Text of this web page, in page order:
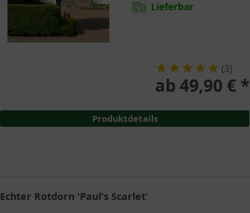
Weide - Salix(1)
Wein - Vitis(1)
(4)
Lieferbar
(3)
ab 49,90 € *
Produktdetails
Echter Rotdorn 'Paul's Scarlet'